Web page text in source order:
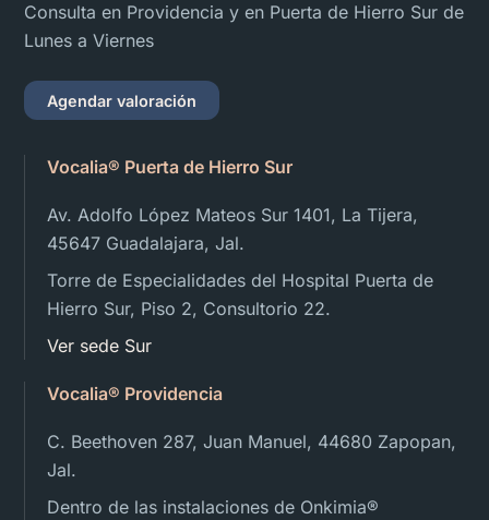
Consulta en Providencia y en Puerta de Hierro Sur de
Lunes a Viernes
Agendar valoración
Vocalia® Puerta de Hierro Sur
Av. Adolfo López Mateos Sur 1401, La Tijera,
45647 Guadalajara, Jal.
Torre de Especialidades del Hospital Puerta de
Hierro Sur, Piso 2, Consultorio 22.
Ver sede Sur
Vocalia® Providencia
C. Beethoven 287, Juan Manuel, 44680 Zapopan,
Jal.
Dentro de las instalaciones de Onkimia®️